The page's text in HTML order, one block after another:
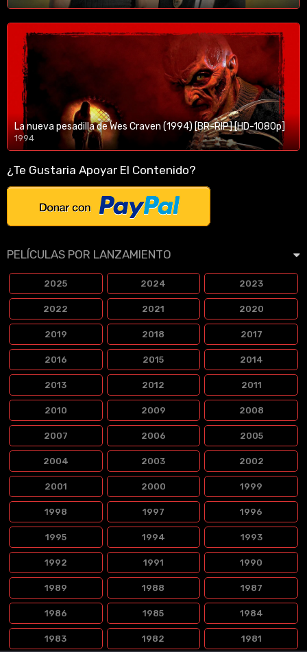
1080p/720p
La nueva pesadilla de Wes Craven (1994) [BR-RIP] [HD-1080p]
1994
1080p/720p
¿Te Gustaria Apoyar El Contenido?
PELÍCULAS POR LANZAMIENTO
2025 2024 2023
2022 2021 2020
2019 2018 2017
2016 2015 2014
2013 2012 2011
2010 2009 2008
2007 2006 2005
2004 2003 2002
2001 2000 1999
1998 1997 1996
1995 1994 1993
1992 1991 1990
1989 1988 1987
1986 1985 1984
1983 1982 1981